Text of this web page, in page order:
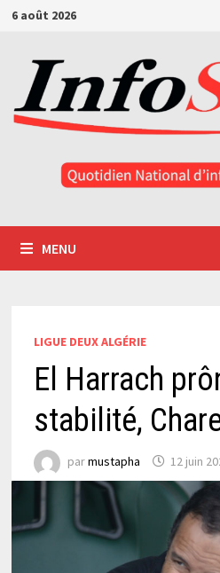
Passer
contenu
6 août 2026
MENU
LIGUE DEUX ALGÉRIE
El Harrach
stabilité,
parmustapha 12 juin